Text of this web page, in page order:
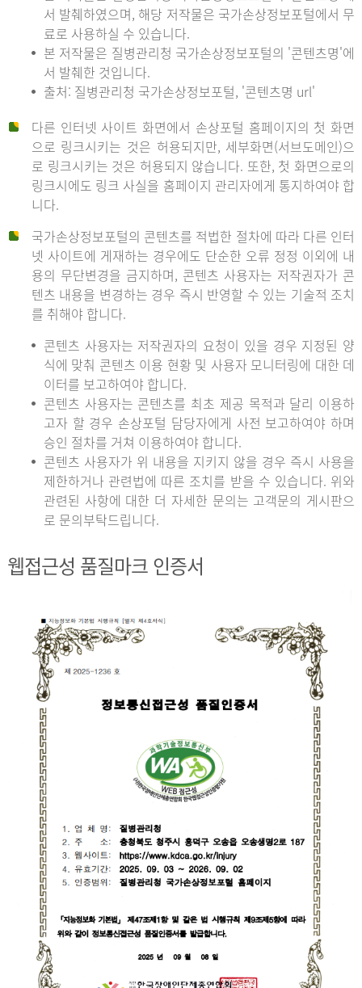
서 발췌하였으며, 해당 저작물은 국가손상정보포털에서 무
료로 사용하실 수 있습니다.
본 저작물은 질병관리청 국가손상정보포털의 '콘텐츠명'에
서 발췌한 것입니다.
출처: 질병관리청 국가손상정보포털, '콘텐츠명 url'
다른 인터넷 사이트 화면에서 손상포털 홈페이지의 첫 화면
으로 링크시키는 것은 허용되지만, 세부화면(서브도메인)으
로 링크시키는 것은 허용되지 않습니다. 또한, 첫 화면으로의
링크시에도 링크 사실을 홈페이지 관리자에게 통지하여야 합
니다.
국가손상정보포털의 콘텐츠를 적법한 절차에 따라 다른 인터
넷 사이트에 게재하는 경우에도 단순한 오류 정정 이외에 내
용의 무단변경을 금지하며, 콘텐츠 사용자는 저작권자가 콘
텐츠 내용을 변경하는 경우 즉시 반영할 수 있는 기술적 조치
를 취해야 합니다.
콘텐츠 사용자는 저작권자의 요청이 있을 경우 지정된 양
식에 맞춰 콘텐츠 이용 현황 및 사용자 모니터링에 대한 데
이터를 보고하여야 합니다.
콘텐츠 사용자는 콘텐츠를 최초 제공 목적과 달리 이용하
고자 할 경우 손상포털 담당자에게 사전 보고하여야 하며
승인 절차를 거쳐 이용하여야 합니다.
콘텐츠 사용자가 위 내용을 지키지 않을 경우 즉시 사용을
제한하거나 관련법에 따른 조치를 받을 수 있습니다. 위와
관련된 사항에 대한 더 자세한 문의는 고객문의 게시판으
로 문의부탁드립니다.
웹접근성 품질마크 인증서